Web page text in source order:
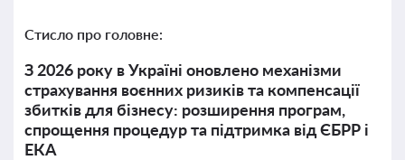
Стисло про головне:
З 2026 року в Україні оновлено механізми
страхування воєнних ризиків та компенсації
збитків для бізнесу: розширення програм,
спрощення процедур та підтримка від ЄБРР і
ЕКА